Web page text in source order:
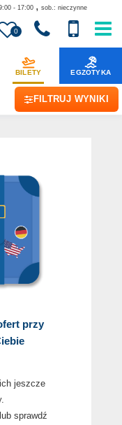
0
- 17:00 , sob.: nieczynne
BILETY EGZOTYKA
FILTRUJ WYNIKI
przy
jeszcze
sprawdź